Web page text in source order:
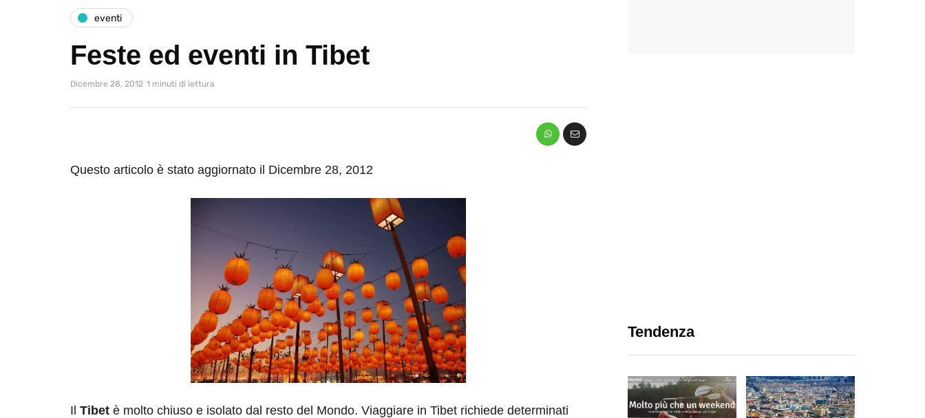
eventi
Feste ed eventi in Tibet
Dicembre 28, 2012 1 minuti di lettura
Questo articolo è stato aggiornato il Dicembre 28, 2012
Il Tibet è molto chiuso e isolato dal resto del Mondo. Viaggiare in Tibet richiede determinati
Tendenza